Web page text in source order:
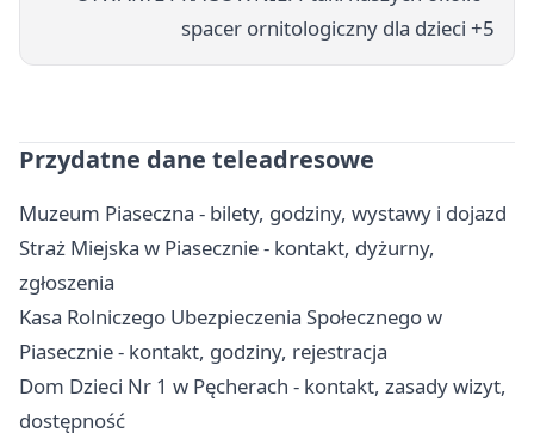
spacer ornitologiczny dla dzieci +5
Przydatne dane teleadresowe
Muzeum Piaseczna - bilety, godziny, wystawy i dojazd
Straż Miejska w Piasecznie - kontakt, dyżurny,
zgłoszenia
Kasa Rolniczego Ubezpieczenia Społecznego w
Piasecznie - kontakt, godziny, rejestracja
Dom Dzieci Nr 1 w Pęcherach - kontakt, zasady wizyt,
dostępność